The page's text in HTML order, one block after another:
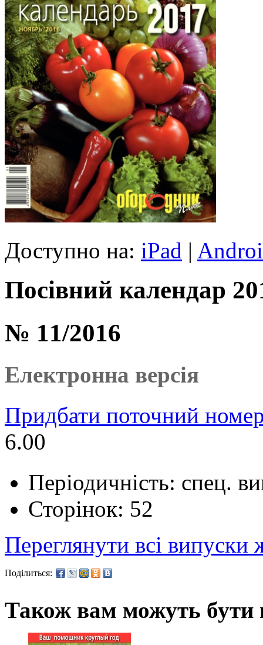
Доступно на: iPad |
Посівний календар
№ 11/2016
Електронна версія
Придбати поточний
6.00
Періодичність: спец.
Сторінок: 52
Переглянути всі випуски
Поділиться:
Також вам можуть бути